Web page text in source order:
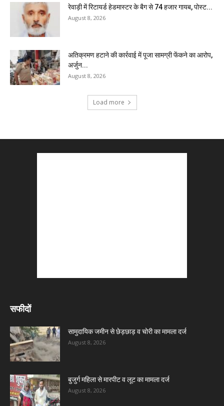
रेवाड़ी में रिटायर्ड हेडमास्टर के बैग से ₹74 हजार गायब, पोस्ट...
August 8, 2026
अतिक्रमण हटाने की कार्रवाई में पूजा सामग्री फेंकने का आरोप,
अर्जुन...
August 8, 2026
Load more
सफीदों
सामुदायिक जमीन से छेड़छाड़ व चोरी का मामला दर्ज
August 8, 2026
बुजुर्ग महिला से मारपीट व लूट का मामला दर्ज
August 8, 2026